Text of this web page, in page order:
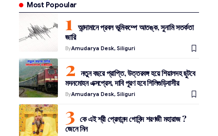
Most Popoular
আন্দামানে প্রবল ভূমিকম্পে আতঙ্ক, সুনামি সতর্কতা
জারি
ByAmudarya Desk, Siliguri
নতুন বছরে প্রাপ্তি, উত্তরবঙ্গ হয়ে শিয়ালদহ ছুটবে
মদনমোহন এক্সপ্রেস, দাবি পূরণ হবে শিলিগুড়িবাসীর
ByAmudarya Desk, Siliguri
কে এই শ্রী প্রেমানন্দ গোবিন্দ শরণজী মহারাজ ?
জেনে নিন